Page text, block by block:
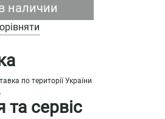
наличии
по території України
та сервіс